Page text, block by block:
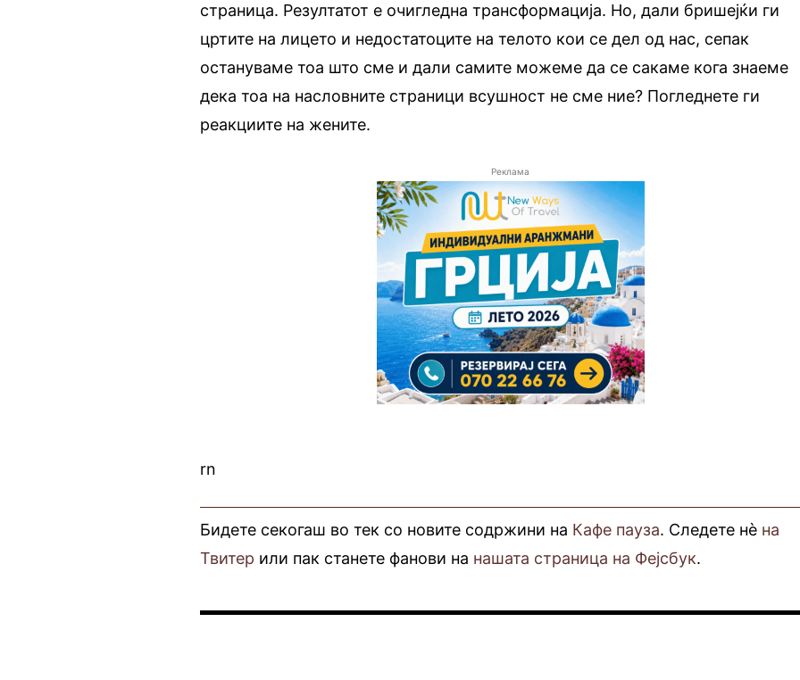
страница. Резултатот е очигледна трансформација. Но, дали бришејќи ги
цртите на лицето и недостатоците на телото кои се дел од нас, сепак
остануваме тоа што сме и дали самите можеме да се сакаме кога знаеме
дека тоа на насловните страници всушност не сме ние? Погледнете ги
реакциите на жените.
Реклама
rn
Бидете секогаш во тек со новите содржини на Кафе пауза. Следете нè на
Твитер или пак станете фанови на нашата страница на Фејсбук.